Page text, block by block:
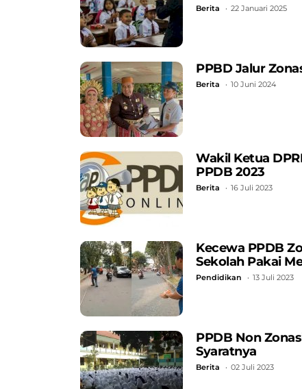
Berita 22 Januari 2025
PPBD Jalur
Berita 10 Juni 2024
Wakil Ketua
PPDB 2023
Berita 16 Juli 2023
Kecewa PPDB
Sekolah Pakai
Pendidikan 13 Juli 2023
PPDB Non
Syaratnya
Berita 02 Juli 2023